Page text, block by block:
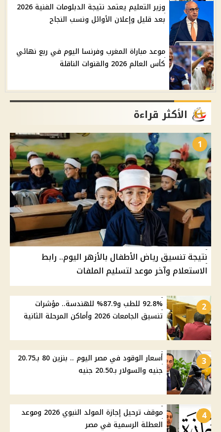
وزير التعليم يعتمد نتيجة الدبلومات الفنية 2026
بعد قليل وإعلان الأوائل ونسب النجاح
موعد مباراة المغرب وفرنسا اليوم في ربع نهائي
كأس العالم 2026 والقنوات الناقلة
الأكثر قراءة
1
نتيجة تنسيق رياض الأطفال بالأزهر اليوم.. رابط
الاستعلام وآخر موعد لتسليم الملفات
2
92.8% للطب و87.9% للهندسة.. مؤشرات
تنسيق الجامعات 2026 وأماكن المرحلة الثانية
3
أسعار الوقود في مصر اليوم .. بنزين 80 بـ20.75
جنيه والسولار بـ20.50 جنيه
4
موقف ترحيل إجازة المولد النبوي 2026 وموعد
العطلة الرسمية في مصر